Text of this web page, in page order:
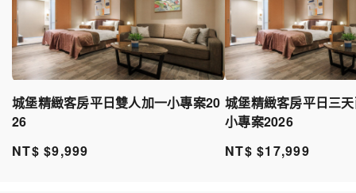
城堡精緻客房平日雙人加一小專案20
26
NT$ $9,999
城堡精緻客房平日三
小專案2026
NT$ $17,999